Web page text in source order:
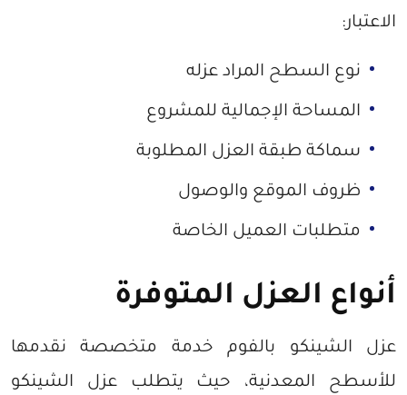
الاعتبار:
نوع السطح المراد عزله
المساحة الإجمالية للمشروع
سماكة طبقة العزل المطلوبة
ظروف الموقع والوصول
متطلبات العميل الخاصة
أنواع العزل المتوفرة
عزل الشينكو بالفوم خدمة متخصصة نقدمها
للأسطح المعدنية، حيث يتطلب عزل الشينكو